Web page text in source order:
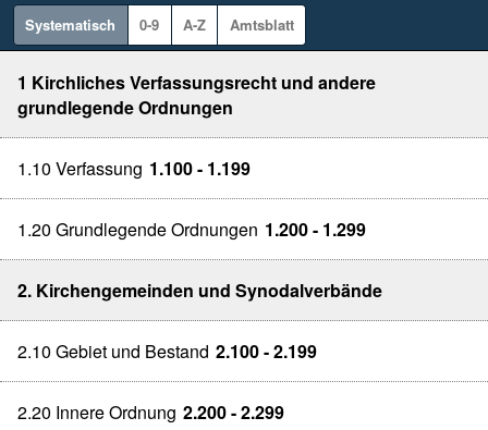
Systematisch 0-9 A-Z Amtsblatt
1 Kirchliches Verfassungsrecht und andere
grundlegende Ordnungen
1.10 Verfassung 1.100 - 1.199
1.20 Grundlegende Ordnungen 1.200 - 1.299
2. Kirchengemeinden und Synodalverbände
2.10 Gebiet und Bestand 2.100 - 2.199
2.20 Innere Ordnung 2.200 - 2.299